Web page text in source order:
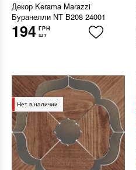
Декор Kerama Marazzi
Буранелли NT B208 24001
194 ГРН
шт
Нет в наличии